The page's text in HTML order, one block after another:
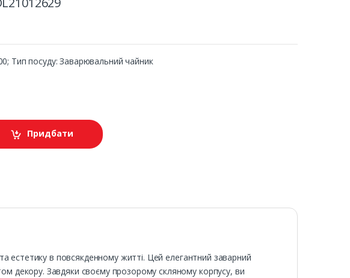
Тип посуду: Заварювальний чайник
Придбати
естетику в повсякденному житті. Цей елегантний заварний
декору. Завдяки своєму прозорому скляному корпусу, ви